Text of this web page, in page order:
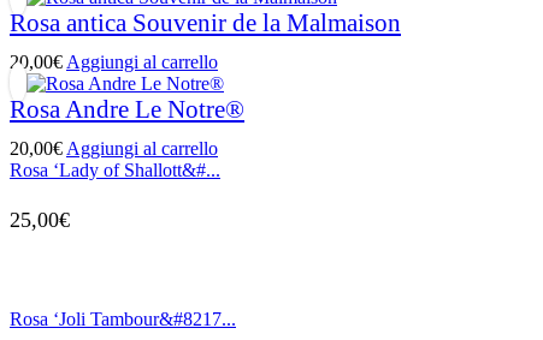
Rosa antica Souvenir de la Malmaison
20,00€ Aggiungi al carrello
Rosa Andre Le Notre®
20,00€ Aggiungi al carrello
Rosa ‘Lady of Shallott&#...
25,00€
Rosa ‘Joli Tambour&#8217...